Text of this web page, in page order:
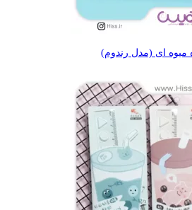
میوه ای (مدل رندوم)